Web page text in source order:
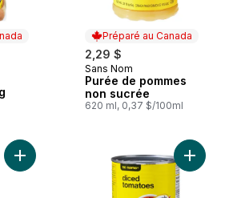
Préparé au Canada
2,29 $
Préparé au Canada
Sans Nom
Purée de pommes
non sucrée
620 ml, 0,37 $/100ml
Ajouter Ketchup aux tomates au panier
Ajouter